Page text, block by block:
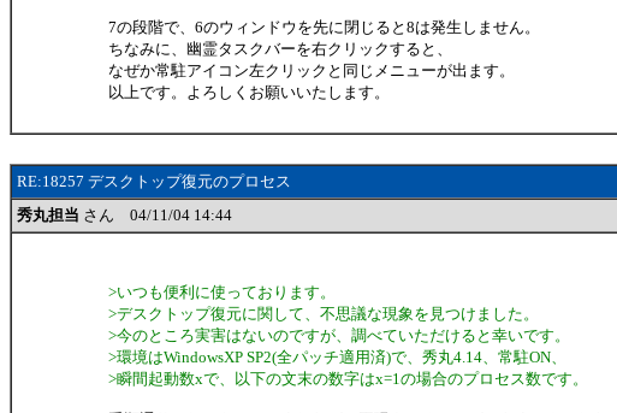
7の段階で、6のウィンドウを先に閉じると8は発生しません。
ちなみに、幽霊タスクバーを右クリックすると、
なぜか常駐アイコン左クリックと同じメニューが出ます。
以上です。よろしくお願いいたします。
RE:18257 デスクトップ復元のプロセス
秀丸担当 さん 04/11/04 14:44
>いつも便利に使っております。
>デスクトップ復元に関して、不思議な現象を見つけました。
>今のところ実害はないのですが、調べていただけると幸いです。
>環境はWindowsXP SP2(全パッチ適用済)で、秀丸4.14、常駐ON、
>瞬間起動数xで、以下の文末の数字はx=1の場合のプロセス数です。